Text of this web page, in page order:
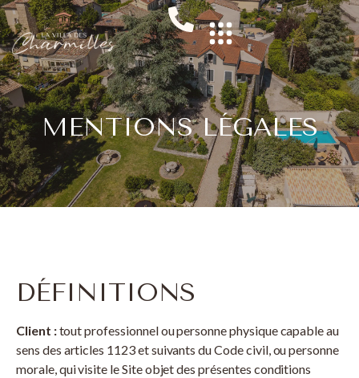
MENTIONS LÉGALES
DÉFINITIONS
Client :tout professionnel ou personne physique capable au
sens des articles 1123 et suivants du Code civil, ou personne
morale, qui visite le Site objet des présentes conditions